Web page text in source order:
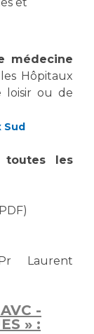
soins
HM
et
médecine
Hôpitaux
loisir ou de
toutes les
Laurent
-
» :